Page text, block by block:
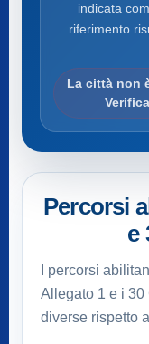
indicata
riferimento
La città non
Percorsi
e
I percorsi
Allegato 1 e i
diverse rispetto